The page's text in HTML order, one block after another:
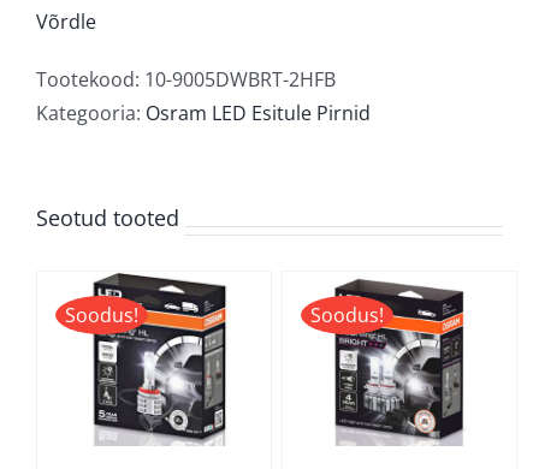
HB3/H10/HIR1
kogus
Võrdle
Tootekood: 10-9005DWBRT-2HFB
Kategooria: Osram LED Esitule Pirnid
Seotud tooted
Soodus! Soodus!